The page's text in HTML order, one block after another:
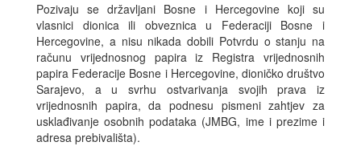
Pozivaju se državljani Bosne i Hercegovine koji su
vlasnici dionica ili obveznica u Federaciji Bosne i
Hercegovine, a nisu nikada dobili Potvrdu o stanju na
računu vrijednosnog papira iz Registra vrijednosnih
papira Federacije Bosne i Hercegovine, dioničko društvo
Sarajevo, a u svrhu ostvarivanja svojih prava iz
vrijednosnih papira, da podnesu pismeni zahtjev za
usklađivanje osobnih podataka (JMBG, ime i prezime i
adresa prebivališta).